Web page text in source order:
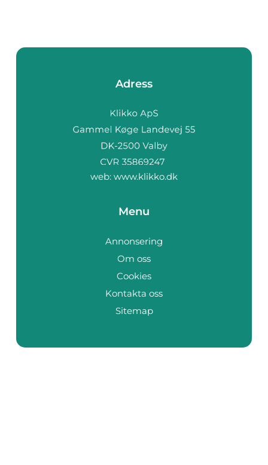
Adress
web: www.klikko.dk
Menu
Annonsering
Om oss
Cookies
Kontakta oss
Sitemap